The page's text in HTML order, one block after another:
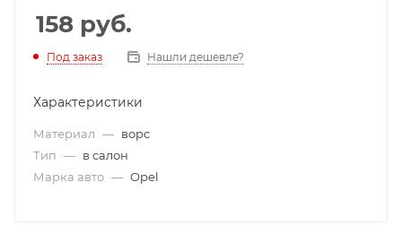
158 руб.
Под заказ Нашли дешевле?
Характеристики
Материал — ворс
Тип — в салон
Марка авто — Opel